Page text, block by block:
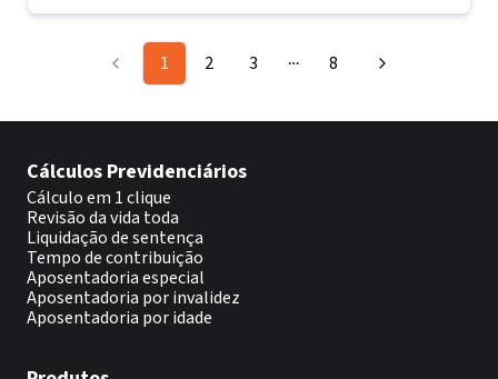
1 2 3 More pages
8
Cálculos Previdenciários
Cálculo em 1 clique
Revisão da vida toda
Liquidação de sentença
Tempo de contribuição
Aposentadoria especial
Aposentadoria por invalidez
Aposentadoria por idade